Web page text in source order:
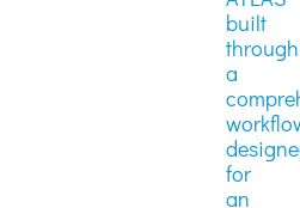
built
through
a
for
an